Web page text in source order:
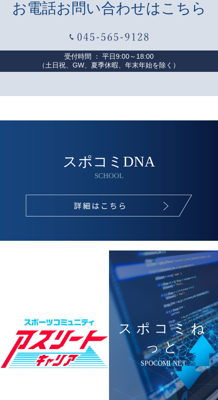
お電話お問い合わせはこちら
受付時間 ： 平日9:00～18:00
（土日祝、GW、夏季休暇、年末年始を除く）
スポコミDNA
SCHOOL
スポコミね
っと
SPOCOMI NET